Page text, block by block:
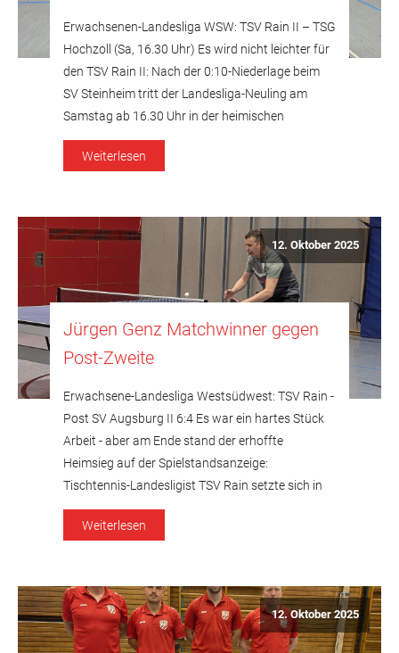
Erwachsenen-Landesliga WSW: TSV Rain II – TSG
Hochzoll (Sa, 16.30 Uhr) Es wird nicht leichter für
den TSV Rain II: Nach der 0:10-Niederlage beim
SV Steinheim tritt der Landesliga-Neuling am
Samstag ab 16.30 Uhr in der heimischen
Grundschulturnhalle gegen einen der Favoriten
auf den Meistertitel, die TSG Hochzoll, an. Die
Weiterlesen
12. Oktober 2025
Jürgen Genz Matchwinner gegen
Post-Zweite
Erwachsene-Landesliga Westsüdwest: TSV Rain -
Post SV Augsburg II 6:4 Es war ein hartes Stück
Arbeit - aber am Ende stand der erhoffte
Heimsieg auf der Spielstandsanzeige:
Tischtennis-Landesligist TSV Rain setzte sich in
eigener Halle gegen den Post SV Augsburg II mit
6:4 durch und verbesserte sein Punktekonto
Weiterlesen
12. Oktober 2025